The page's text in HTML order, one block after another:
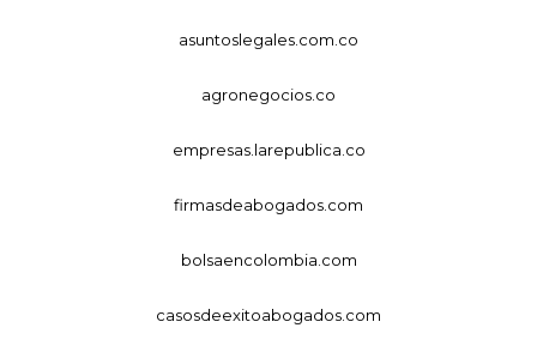
asuntoslegales.com.co
agronegocios.co
empresas.larepublica.co
firmasdeabogados.com
bolsaencolombia.com
casosdeexitoabogados.com